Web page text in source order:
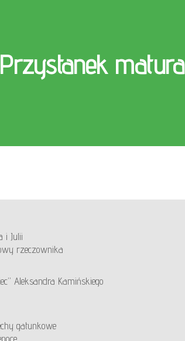
Przystanek matura
i Julii
rzeczownika
Aleksandra Kamińskiego
gatunkowe